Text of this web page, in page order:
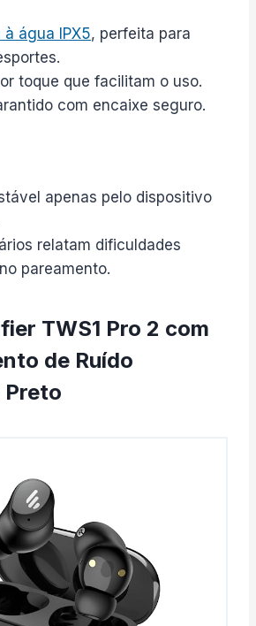
à água IPX5, perfeita para
toque que facilitam o uso.
com encaixe seguro.
apenas pelo dispositivo
relatam dificuldades
pareamento.
TWS1 Pro 2 com
de Ruído